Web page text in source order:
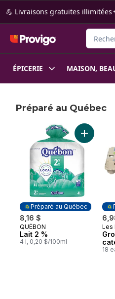
Passer au contenu principal
Passer au pied de page
💪 Livraisons gratuites illimitées
ÉPICERIE MAISON,
Préparé au Québec
sauter Préparé au Québec
Préparé au Québec
8,16 $
Préparé au Québec
QUÉBON
Lait 2 %
4 l, 0,20 $/100ml
Ajouter
Les
18